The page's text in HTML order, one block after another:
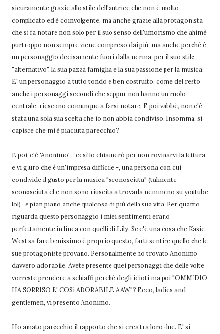
sicuramente grazie allo stile dell'autrice che non è molto
complicato ed è coinvolgente, ma anche grazie alla protagonista
che si fa notare non solo per il suo senso dell'umorismo che ahimè
purtroppo non sempre viene compreso dai più, ma anche perché è
un personaggio decisamente fuori dalla norma, per il suo stile
"alternativo", la sua pazza famiglia e la sua passione per la musica.
E' un personaggio a tutto tondo e ben costruito, come del resto
anche i personaggi secondi che seppur non hanno un ruolo
centrale, riescono comunque a farsi notare. E poi vabbè, non c'è
stata una sola sua scelta che io non abbia condiviso. Insomma, si
capisce che mi è piaciuta parecchio?
E poi, c'è 'Anonimo' - così lo chiamerò per non rovinarvi la lettura
e vi giuro che è un'impresa difficile -, una persona con cui
condivide il gusto per la musica "sconosciuta" (talmente
sconosciuta che non sono riuscita a trovarla nemmeno su youtube
lol) , e pian piano anche qualcosa di più della sua vita. Per quanto
riguarda questo personaggio i miei sentimenti erano
perfettamente in linea con quelli di Lily. Se c'è una cosa che Kasie
West sa fare benissimo è proprio questo, farti sentire quello che le
sue protagoniste provano. Personalmente ho trovato Anonimo
davvero adorabile. Avete presente quei personaggi che delle volte
vorreste prendere a schiaffi perché degli idioti ma poi "OMMIDIO
HA SORRISO E' COSì ADORABILE AAW"? Ecco, ladies and
gentlemen, vi presento Anonimo.
Ho amato parecchio il rapporto che si crea tra loro due. E' sì,